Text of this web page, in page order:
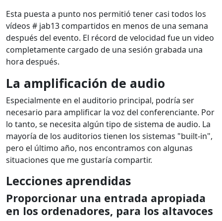
Esta puesta a punto nos permitió tener casi todos los
vídeos # jab13 compartidos en menos de una semana
después del evento. El récord de velocidad fue un video
completamente cargado de una sesión grabada una
hora después.
La amplificación de audio
Especialmente en el auditorio principal, podría ser
necesario para amplificar la voz del conferenciante. Por
lo tanto, se necesita algún tipo de sistema de audio. La
mayoría de los auditorios tienen los sistemas "built-in",
pero el último año, nos encontramos con algunas
situaciones que me gustaría compartir.
Lecciones aprendidas
Proporcionar una entrada apropiada
en los ordenadores, para los altavoces